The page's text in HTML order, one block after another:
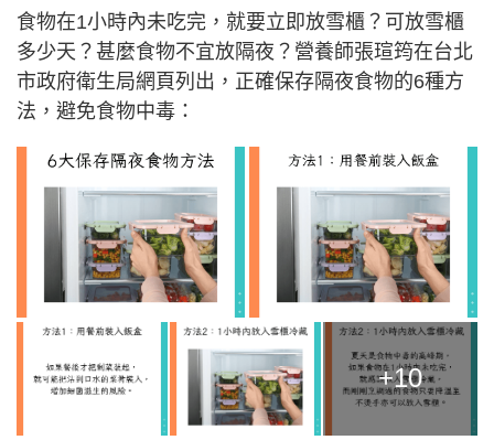
食物在1小時內未吃完，就要立即放雪櫃？可放雪櫃
多少天？甚麼食物不宜放隔夜？營養師張瑄筠在台北
市政府衛生局網頁列出，正確保存隔夜食物的6種方
法，避免食物中毒：
+10